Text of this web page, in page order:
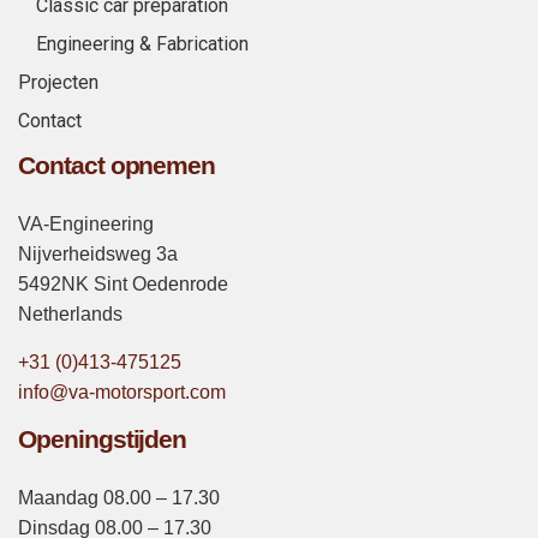
Classic car preparation
Engineering & Fabrication
Projecten
Contact
Contact opnemen
VA-Engineering
Nijverheidsweg 3a
5492NK Sint Oedenrode
Netherlands
+31 (0)413-475125
info@va-motorsport.com
Openingstijden
Maandag 08.00 – 17.30
Dinsdag 08.00 – 17.30